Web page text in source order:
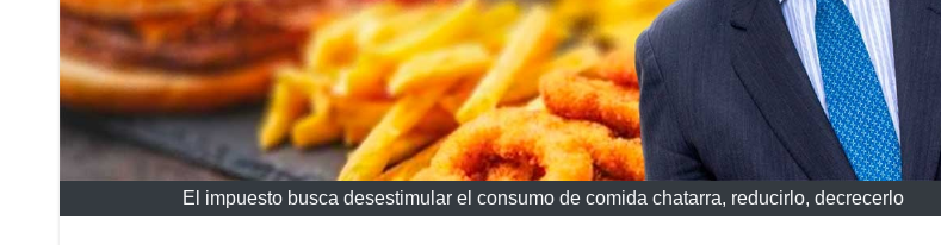
El impuesto busca desestimular el consumo de comida chatarra, reducirlo, decrecerlo